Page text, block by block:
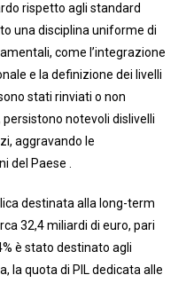
rispetto agli standard
una disciplina uniforme di
come l’integrazione
e la definizione dei livelli
stati rinviati o non
notevoli dislivelli
aggravando le
del Paese .
destinata alla long-term
32,4 miliardi di euro, pari
è stato destinato agli
la quota di PIL dedicata alle